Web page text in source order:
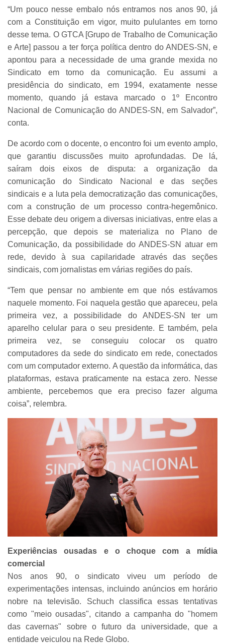
“Um pouco nesse embalo nós entramos nos anos 90, já
com a Constituição em vigor, muito pululantes em torno
desse tema. O GTCA [Grupo de Trabalho de Comunicação
e Arte] passou a ter força política dentro do ANDES-SN, e
apontou para a necessidade de uma grande mexida no
Sindicato em torno da comunicação. Eu assumi a
presidência do sindicato, em 1994, exatamente nesse
momento, quando já estava marcado o 1º Encontro
Nacional de Comunicação do ANDES-SN, em Salvador”,
conta.
De acordo com o docente, o encontro foi um evento amplo,
que garantiu discussões muito aprofundadas. De lá,
saíram dois eixos de disputa: a organização da
comunicação do Sindicato Nacional e das seções
sindicais e a luta pela democratização das comunicações,
com a construção de um processo contra-hegemônico.
Esse debate deu origem a diversas iniciativas, entre elas a
percepção, que depois se materializa no Plano de
Comunicação, da possibilidade do ANDES-SN atuar em
rede, devido à sua capilaridade através das seções
sindicais, com jornalistas em várias regiões do país.
“Tem que pensar no ambiente em que nós estávamos
naquele momento. Foi naquela gestão que apareceu, pela
primeira vez, a possibilidade do ANDES-SN ter um
aparelho celular para o seu presidente. E também, pela
primeira vez, se conseguiu colocar os quatro
computadores da sede do sindicato em rede, conectados
com um computador externo. A questão da informática, das
plataformas, estava praticamente na estaca zero. Nesse
ambiente, percebemos que era preciso fazer alguma
coisa”, relembra.
Experiências ousadas e o choque com a mídia
comercial
Nos anos 90, o sindicato viveu um período de
experimentações intensas, incluindo anúncios em horário
nobre na televisão. Schuch classifica essas tentativas
como "meio ousadas", citando a campanha do "homem
das cavernas" sobre o futuro da universidade, que a
entidade veiculou na Rede Globo.